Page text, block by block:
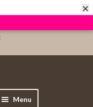
×
Menu